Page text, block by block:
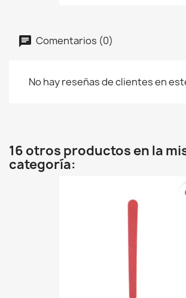
Comentarios (0)
No hay reseñas de clientes en
16 otros productos en la
categoría: